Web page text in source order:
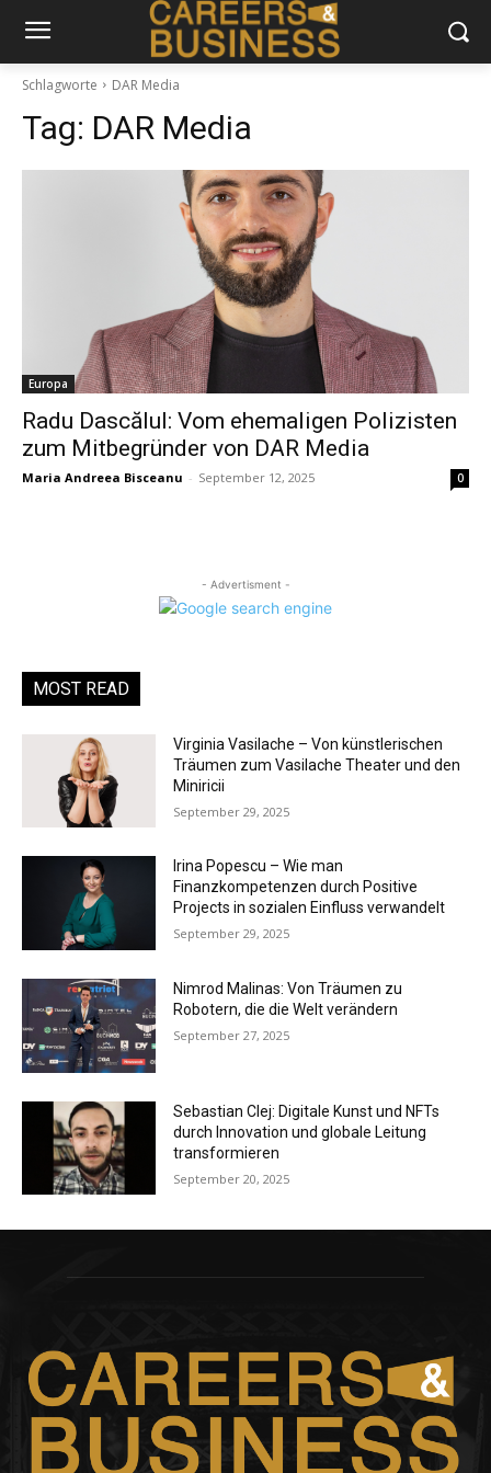
Schlagworte DAR Media
Tag: DAR Media
Europa
Radu Dascălul: Vom ehemaligen Polizisten
zum Mitbegründer von DAR Media
Maria Andreea Bisceanu - September 12, 2025 0
- Advertisment -
MOST READ
Virginia Vasilache – Von künstlerischen
Träumen zum Vasilache Theater und den
Miniricii
September 29, 2025
Irina Popescu – Wie man
Finanzkompetenzen durch Positive
Projects in sozialen Einfluss verwandelt
September 29, 2025
Nimrod Malinas: Von Träumen zu
Robotern, die die Welt verändern
September 27, 2025
Sebastian Clej: Digitale Kunst und NFTs
durch Innovation und globale Leitung
transformieren
September 20, 2025